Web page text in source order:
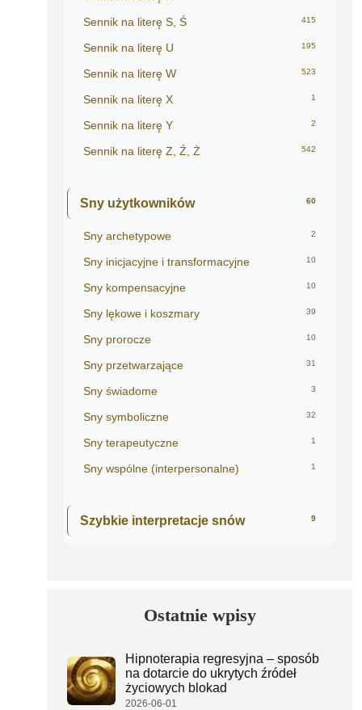
Sennik na literę S, Ś 415
Sennik na literę U 195
Sennik na literę W 523
Sennik na literę X 1
Sennik na literę Y 2
Sennik na literę Z, Ź, Ż 542
Sny użytkowników 60
Sny archetypowe 2
Sny inicjacyjne i transformacyjne 10
Sny kompensacyjne 10
Sny lękowe i koszmary 39
Sny prorocze 10
Sny przetwarzające 31
Sny świadome 3
Sny symboliczne 32
Sny terapeutyczne 1
Sny wspólne (interpersonalne) 1
Szybkie interpretacje snów 9
Ostatnie wpisy
Hipnoterapia regresyjna – sposób
na dotarcie do ukrytych źródeł
życiowych blokad
2026-06-01